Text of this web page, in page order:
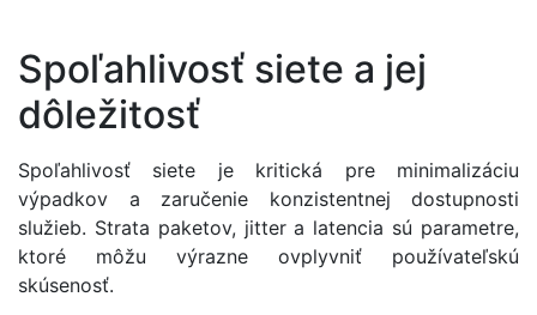
Spoľahlivosť siete a jej
dôležitosť
Spoľahlivosť siete je kritická pre minimalizáciu
výpadkov a zaručenie konzistentnej dostupnosti
služieb. Strata paketov, jitter a latencia sú parametre,
ktoré môžu výrazne ovplyvniť používateľskú
skúsenosť.